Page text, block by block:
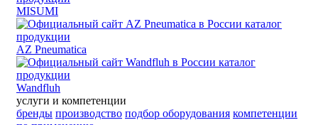
MISUMI
AZ Pneumatica
Wandfluh
услуги и компетенции
бренды производство подбор оборудования компетенции